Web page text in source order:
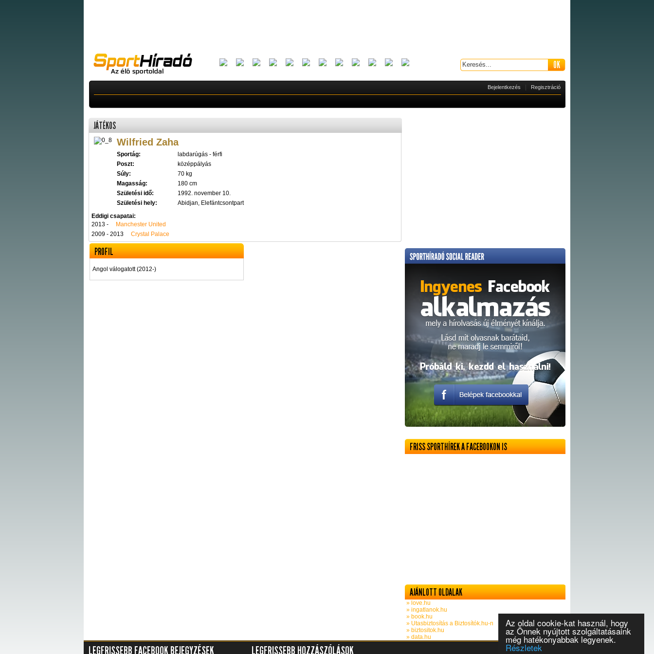
Az oldal cookie-kat használ, hogy
az Önnek nyújtott szolgáltatásaink
még hatékonyabbak legyenek.
Részletek
Bejelentkezés Regisztráció
JÁTÉKOS
Wilfried Zaha
Sportág:
labdarúgás - férfi
Poszt:
középpályás
Súly:
70 kg
Magasság:
180 cm
Születési idő:
1992. november 10.
Születési hely:
Abidjan, Elefántcsontpart
Eddigi csapatai:
2013 -
Manchester United
2009 - 2013
Crystal Palace
PROFIL
Angol válogatott (2012-)
FRISS SPORTHÍREK A FACEBOOKON IS
AJÁNLOTT OLDALAK
» love.hu
» ingatlanok.hu
» book.hu
» Utasbiztosítás a Biztosítók.hu-n
» biztositok.hu
» data.hu
LEGFRISSEBB FACEBOOK BEJEGYZÉSEK LEGFRISSEBB HOZZÁSZÓLÁSOK